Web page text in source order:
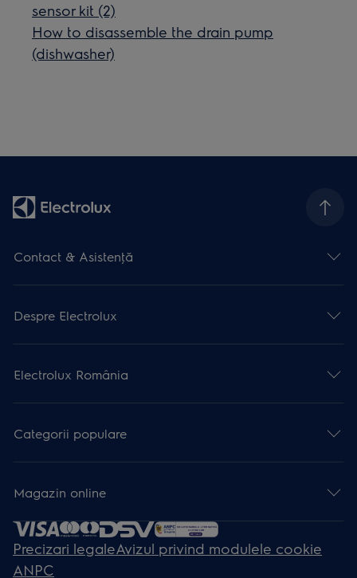
sensor kit (2)
How to disassemble the drain pump
(dishwasher)
Contact & Asistenţă
Despre Electrolux
Electrolux România
Categorii populare
Magazin online
Precizari legaleAvizul privind modulele cookie
ANPC